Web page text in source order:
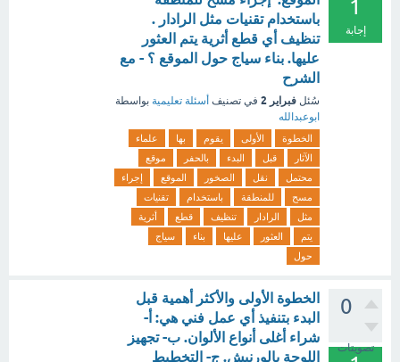
1
إجابة
باستخدام تقنيات مثل الرادار .
تنظيف أي قطع أثرية يتم العثور
عليها. بناء سياج حول الموقع ؟ - مع
الشرح
سُئل فبراير 2 في تصنيف أسئلة تعليمية بواسطة
ابوعبدالله
الخطوة الأولى يقوم بها
علماء
الآثار
قبل البدء بالحفر
موقع
محتمل
نقل الصخور الموقع
إجراء
مسح
للمنطقة باستخدام
تقنيات
مثل
الرادار تنظيف قطع
أثرية
يتم
العثور عليها بناء
سياج
حول
0
تصويتات
الخطوة الأولى والأكثر أهمية قبل
البدء بتنفيذ أي عمل فني هي: أ-
شراء أغلى أنواع الألوان. ب- تجهيز
اللوحة بالورنيش. ج- التخطيط